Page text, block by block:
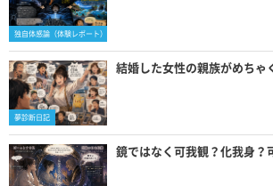
独自体感論（体験レポート）
夢診断日記
結婚した女性の親族がめちゃ
鏡ではなく可我観？化我身？